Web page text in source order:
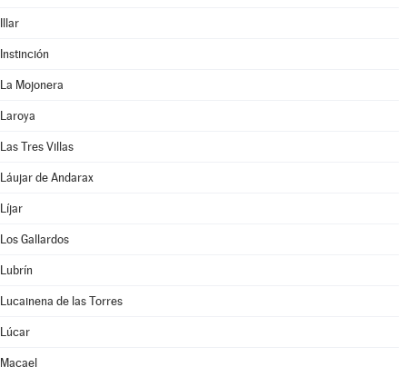
Illar
Instinción
La Mojonera
Laroya
Las Tres Villas
Láujar de Andarax
Líjar
Los Gallardos
Lubrín
Lucainena de las Torres
Lúcar
Macael